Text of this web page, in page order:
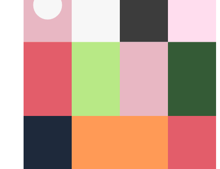
Оператор конвейера машинописного текстаНаписание